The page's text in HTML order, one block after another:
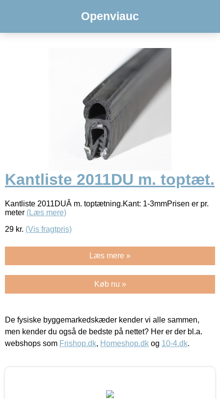
Openviauc
Kantliste 2011DU m. toptæt.
Kantliste 2011DUÂ m. toptætning.Kant: 1-3mmPrisen er pr.
meter (Læs mere)
29 kr. (Vis fragtpris)
Læs mere »
Køb nu »
De fysiske byggemarkedskæder kender vi alle sammen,
men kender du også de bedste på nettet? Her er der bl.a.
webshops som Frishop.dk, Homeshop.dk og 10-4.dk.